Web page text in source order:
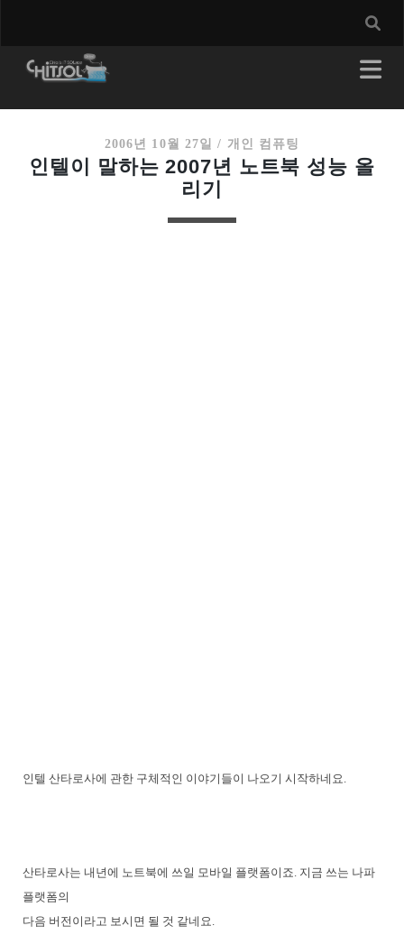
2006년 10월 27일 / 개인 컴퓨팅
인텔이 말하는 2007년 노트북 성능 올
리기
인텔 산타로사에 관한 구체적인 이야기들이 나오기 시작하네요.
산타로사는 내년에 노트북에 쓰일 모바일 플랫폼이죠. 지금 쓰는 나파
플랫폼의
다음 버전이라고 보시면 될 것 같네요.